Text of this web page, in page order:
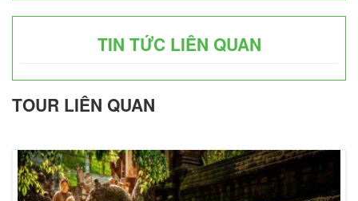
TIN TỨC LIÊN QUAN
TOUR LIÊN QUAN